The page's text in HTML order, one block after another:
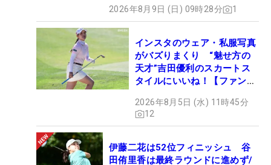
2026年8月9日 (日) 09時28分 1
インスタのウェア・私服写真
がバズりまくり “魅せ方の
天才”吉田優利のスカートス
タイルにいいね！【ファンが
2026年8月5日 (水) 11時45分
12
伊藤二花は52位フィニッシュ 谷
田侑里香は最終ラウンドに進めず/